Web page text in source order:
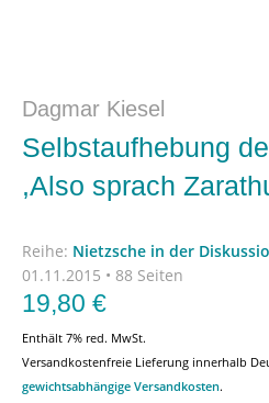
Dagmar Kiesel
Selbstaufhebung
,Also sprach
Reihe: Nietzsche in der
01.11.2015 • 88 Seiten
19,80 €
Enthält 7% red. MwSt.
Versandkostenfreie Lieferung innerhalb
gewichtsabhängige Versandkosten.